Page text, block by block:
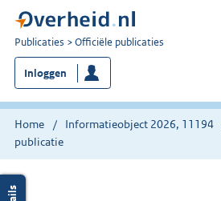
U
bent
nu
hier:
Publicaties Officiële publicaties
Inloggen
Home Informatieobject 2026, 11194
publicatie